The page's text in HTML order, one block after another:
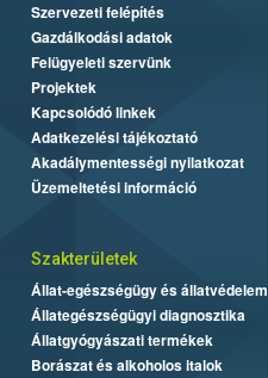
Szervezeti felépítés
Gazdálkodási adatok
Felügyeleti szervünk
Projektek
Kapcsolódó linkek
Adatkezelési tájékoztató
Akadálymentességi nyilatkozat
Üzemeltetési információ
Szakterületek
Állat-egészségügy és állatvédelem
Állategészségügyi diagnosztika
Állatgyógyászati termékek
Borászat és alkoholos italok